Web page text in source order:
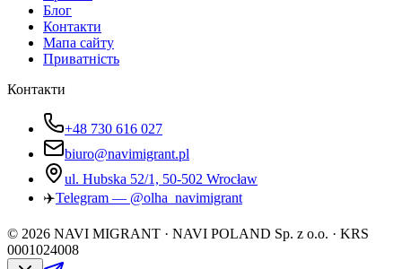
Блог
Контакти
Мапа сайту
Приватність
Контакти
+48 730 616 027
biuro@navimigrant.pl
ul. Hubska 52/1, 50-502 Wrocław
✈️Telegram — @olha_navimigrant
© 2026 NAVI MIGRANT · NAVI POLAND Sp. z o.o. · KRS
0001024008